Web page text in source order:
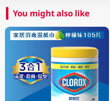
You might also like